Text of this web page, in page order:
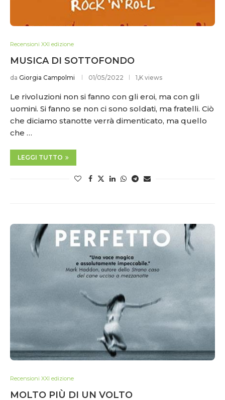
Recensioni XXI edizione
MUSICA DI SOTTOFONDO
da Giorgia Campolmi 01/05/2022 1,K views
Le rivoluzioni non si fanno con gli eroi, ma con gli
uomini. Si fanno se non ci sono soldati, ma fratelli. Ciò
che diciamo stanotte verrà dimenticato, ma quello
che …
LEGGI TUTTO
Recensioni XXI edizione
MOLTO PIÙ DI UN VOLTO